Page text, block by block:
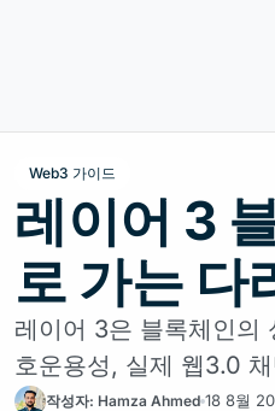
Web3 가이드
레이어 3
로 가는 다
레이어 3은 블록체인의
호운용성, 실제 웹3.0
작성자: Hamza Ahmed 18 8월